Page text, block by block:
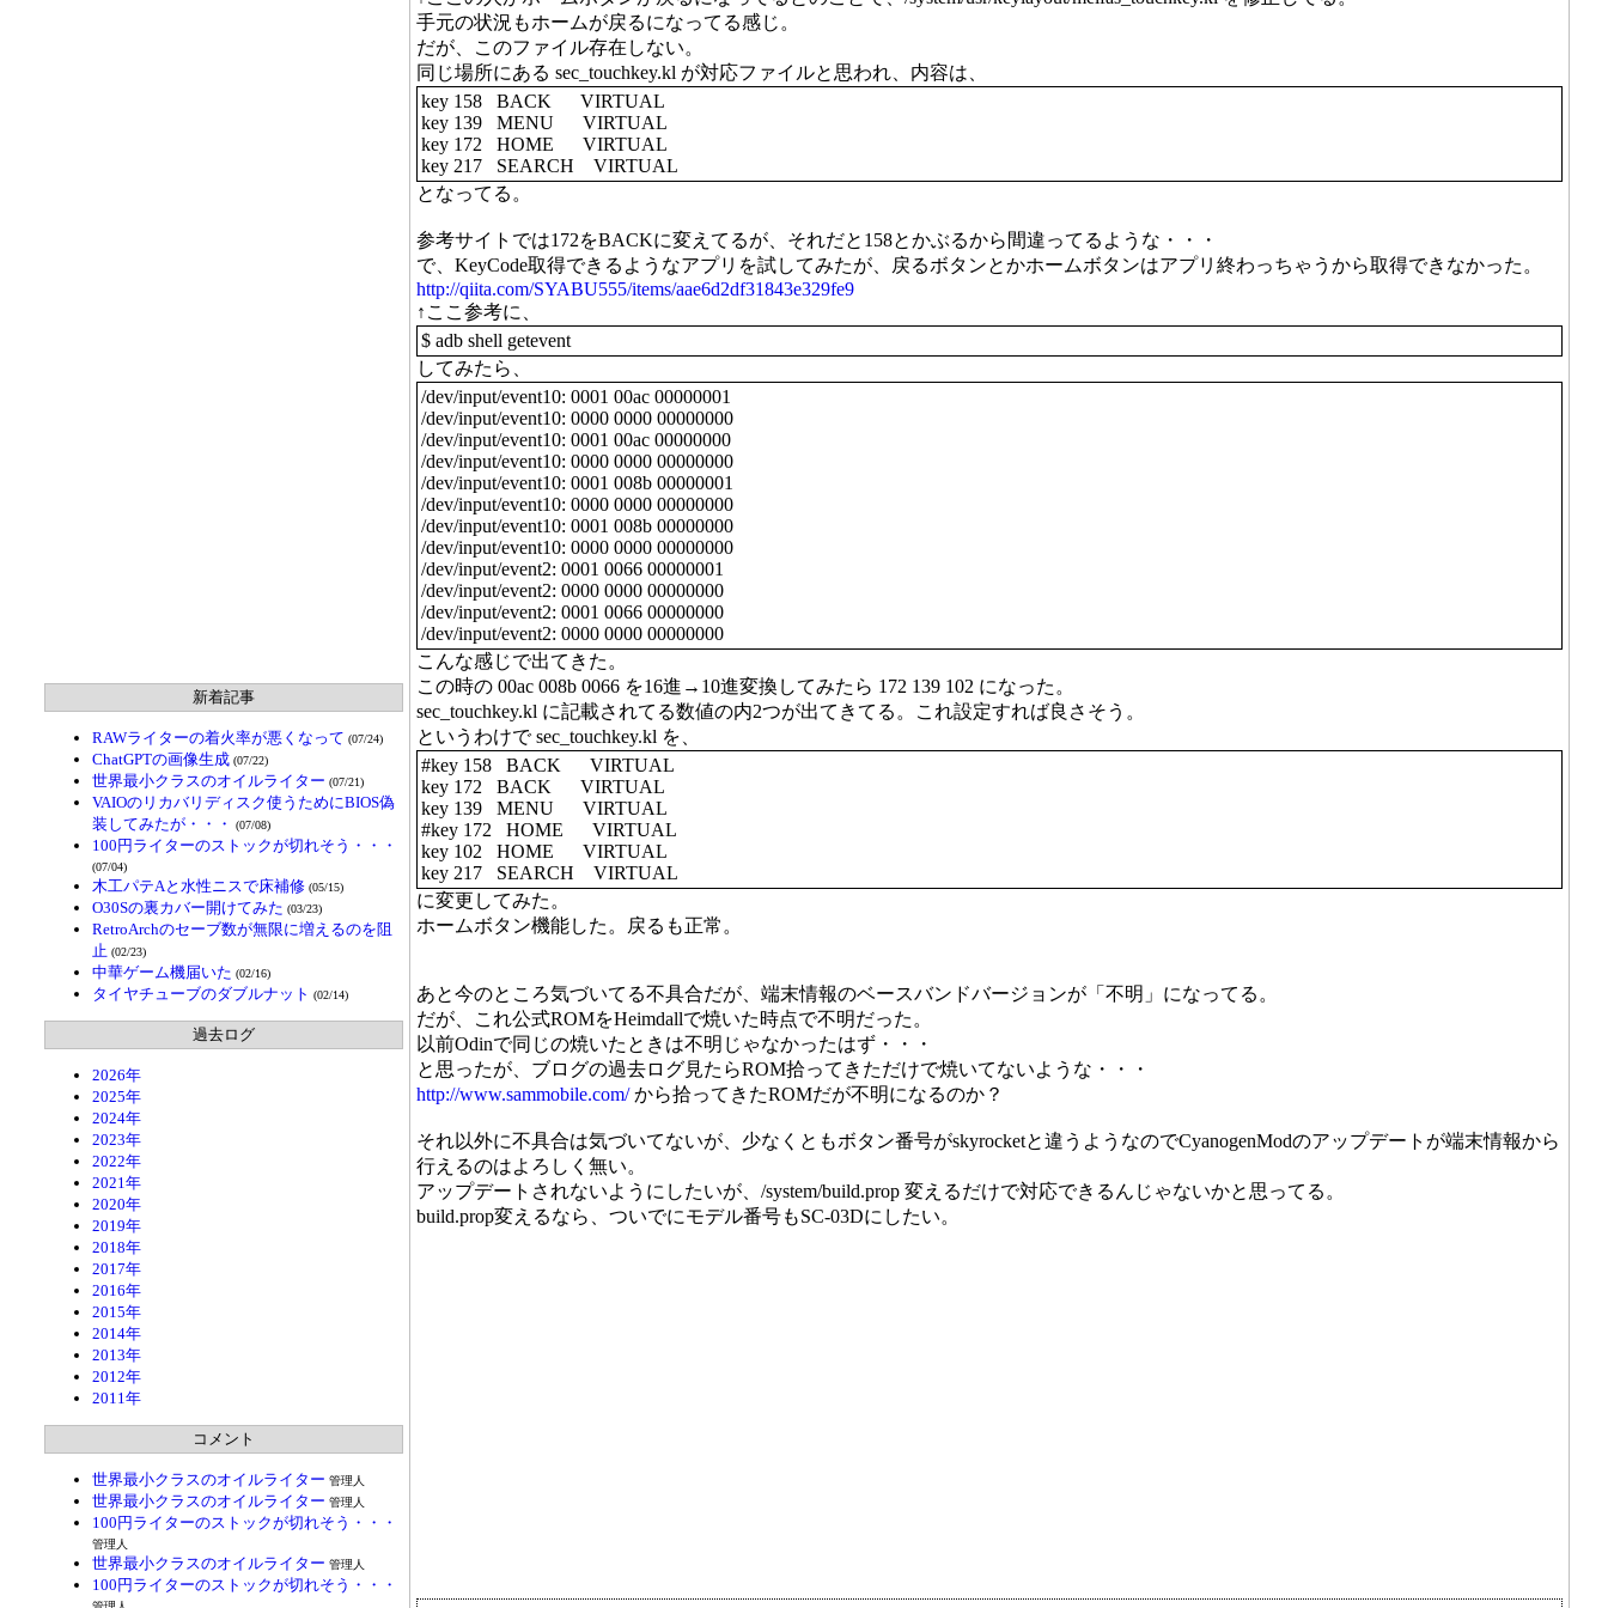
新着記事
RAWライターの着火率が悪くなって (07/24)
ChatGPTの画像生成 (07/22)
世界最小クラスのオイルライター (07/21)
VAIOのリカバリディスク使うためにBIOS偽
装してみたが・・・
(07/08)
100円ライターのストックが切れそう・・・
(07/04)
木工パテAと水性ニスで床補修 (05/15)
O30Sの裏カバー開けてみた (03/23)
RetroArchのセーブ数が無限に増えるのを阻
止 (02/23)
中華ゲーム機届いた (02/16)
タイヤチューブのダブルナット (02/14)
過去ログ
2026年
2025年
2024年
2023年
2022年
2021年
2020年
2019年
2018年
2017年
2016年
2015年
2014年
2013年
2012年
2011年
コメント
世界最小クラスのオイルライター 管理人
世界最小クラスのオイルライター 管理人
100円ライターのストックが切れそう・・・
管理人
世界最小クラスのオイルライター 管理人
100円ライターのストックが切れそう・・・
手元の状況もホームが戻るになってる感じ。
だが、このファイル存在しない。
同じ場所にある sec_touchkey.kl が対応ファイルと思われ、内容は、
key 158 BACK VIRTUAL
key 139 MENU VIRTUAL
key 172 HOME VIRTUAL
key 217 SEARCH VIRTUAL
となってる。
参考サイトでは172をBACKに変えてるが、それだと158とかぶるから間違ってるような・・・
で、KeyCode取得できるようなアプリを試してみたが、戻るボタンとかホームボタンはアプリ終わっちゃうから取得できなかった。
http://qiita.com/SYABU555/items/aae6d2df31843e329fe9
↑ここ参考に、
$ adb shell getevent
してみたら、
/dev/input/event10: 0001 00ac 00000001
/dev/input/event10: 0000 0000 00000000
/dev/input/event10: 0001 00ac 00000000
/dev/input/event10: 0000 0000 00000000
/dev/input/event10: 0001 008b 00000001
/dev/input/event10: 0000 0000 00000000
/dev/input/event10: 0001 008b 00000000
/dev/input/event10: 0000 0000 00000000
/dev/input/event2: 0001 0066 00000001
/dev/input/event2: 0000 0000 00000000
/dev/input/event2: 0001 0066 00000000
/dev/input/event2: 0000 0000 00000000
こんな感じで出てきた。
この時の 00ac 008b 0066 を16進→10進変換してみたら 172 139 102 になった。
sec_touchkey.kl に記載されてる数値の内2つが出てきてる。これ設定すれば良さそう。
というわけで sec_touchkey.kl を、
#key 158 BACK VIRTUAL
key 172 BACK VIRTUAL
key 139 MENU VIRTUAL
#key 172 HOME VIRTUAL
key 102 HOME VIRTUAL
key 217 SEARCH VIRTUAL
に変更してみた。
ホームボタン機能した。戻るも正常。
あと今のところ気づいてる不具合だが、端末情報のベースバンドバージョンが「不明」になってる。
だが、これ公式ROMをHeimdallで焼いた時点で不明だった。
以前Odinで同じの焼いたときは不明じゃなかったはず・・・
と思ったが、ブログの過去ログ見たらROM拾ってきただけで焼いてないような・・・
http://www.sammobile.com/から拾ってきたROMだが不明になるのか？
それ以外に不具合は気づいてないが、少なくともボタン番号がskyrocketと違うようなのでCyanogenModのアップデートが端末情報から
行えるのはよろしく無い。
アップデートされないようにしたいが、/system/build.prop 変えるだけで対応できるんじゃないかと思ってる。
build.prop変えるなら、ついでにモデル番号もSC-03Dにしたい。